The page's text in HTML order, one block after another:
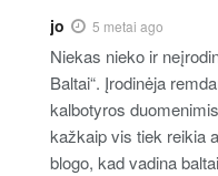
jo 5 metai ago
Niekas nieko ir
Baltai“. Įrodinėja
kalbotyros
kažkaip vis tiek reikia
blogo, kad vadina